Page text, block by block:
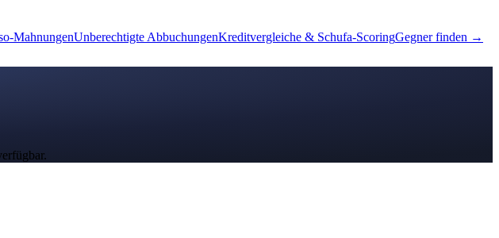
MahnungenUnberechtigte AbbuchungenKreditvergleiche & Schufa-ScoringGegner finden →